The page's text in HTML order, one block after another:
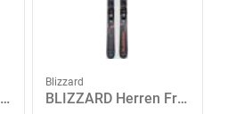
BLIZZARD Damen All-Mountain Ski PHOENIX R13CA WB+TPC11 DEMO W 160 in Grau
Blizzard
BLIZZARD Herren Freeride Ski ANOMALY 88 D + TCX11 DEMO-90 164 in Grau